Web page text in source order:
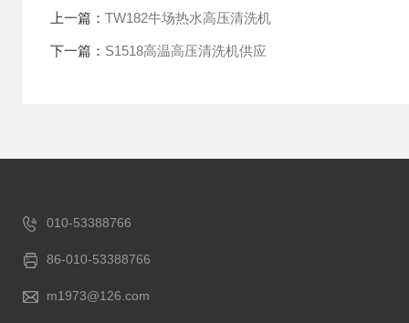
上一篇： TW182牛场热水高压清洗机
下一篇： S1518高温高压清洗机供应
010-53388766
86-010-53388766
m1973@126.com